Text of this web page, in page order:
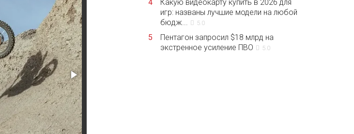
4
Какую видеокарту купить в 2026 для
игр: названы лучшие модели на любой
бюдж...
5.0
5
Пентагон запросил $18 млрд на
экстренное усиление ПВО
5.0